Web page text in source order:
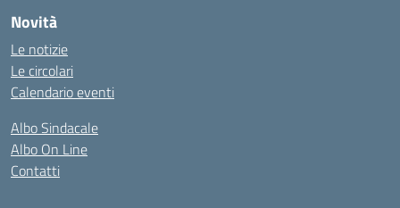
Novità
Le notizie
Le circolari
Calendario eventi
Albo Sindacale
Albo On Line
Contatti